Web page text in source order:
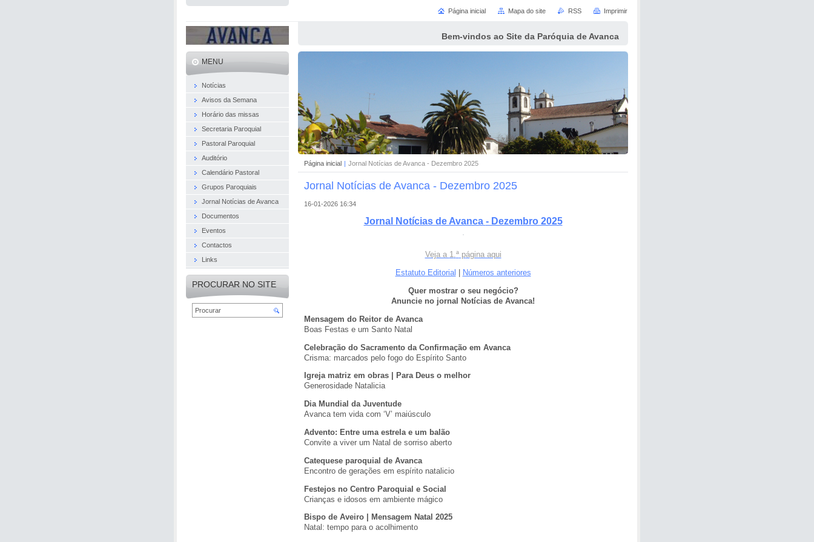
Bem-vindos ao Site da Paróquia de Avanca
Página inicial | Jornal Notícias de Avanca - Dezembro 2025
Jornal Notícias de Avanca - Dezembro 2025
16-01-2026 16:34
Jornal Notícias de Avanca - Dezembro 2025
Veja a 1.ªpágina aqui
Estatuto Editorial
Números anteriores
Quer mostrar o seu negócio?
Anuncie no jornal Notícias de Avanca!
Mensagem do Reitor de Avanca
Boas Festas e um Santo Natal
Celebração do Sacramento da Confirmação em Avanca
Crisma: marcados pelo fogo do Espírito Santo
Igreja matriz em obras | Para Deus o melhor
Generosidade Natalicia
Dia Mundial da Juventude
Avanca tem vida com ‘V’ maiúsculo
Advento: Entre uma estrela e um balão
Convite a viver um Natal de sorriso aberto
Catequese paroquial de Avanca
Encontro de gerações em espírito natalicio
Festejos no Centro Paroquial e Social
Crianças e idosos em ambiente mágico
Bispo de Aveiro | Mensagem Natal 2025
Natal: tempo para o acolhimento
MENU
Notícias
Avisos da Semana
Horário das missas
Secretaria Paroquial
Pastoral Paroquial
Auditório
Calendário Pastoral
Grupos Paroquiais
Jornal Notícias de Avanca
Documentos
Eventos
Contactos
Links
PROCURAR NO SITE
Página inicial Mapa do site RSS Imprimir